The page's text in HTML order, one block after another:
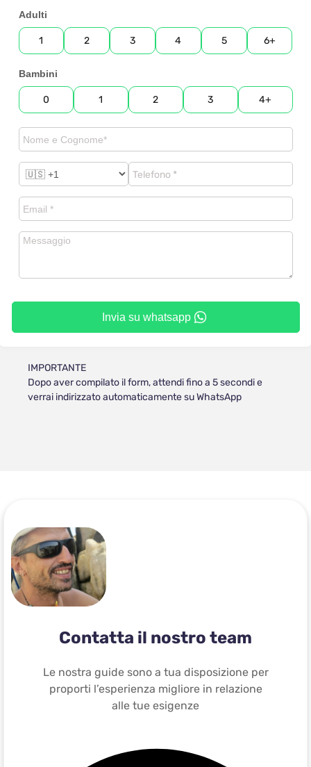
Adulti
1 2 3 4 5 6+
Bambini
0 1 2 3 4+
Invia su whatsapp
IMPORTANTE
Dopo aver compilato il form, attendi fino a 5 secondi e
verrai indirizzato automaticamente su WhatsApp
Contatta il nostro team
Le nostra guide sono a tua disposizione per
proporti l’esperienza migliore in relazione
alle tue esigenze